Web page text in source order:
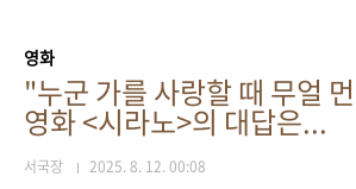
영화
"누군 가를 사랑할 때 무얼
영화 <시라노>의 대답은...
서국장 2025. 8. 12. 00:08